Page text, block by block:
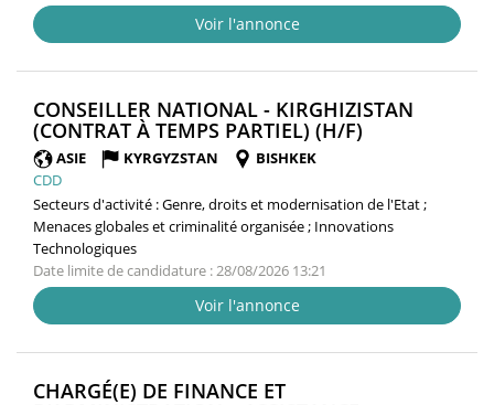
Voir l'annonce
CONSEILLER NATIONAL - KIRGHIZISTAN
(CONTRAT À TEMPS PARTIEL) (H/F)
ASIE KYRGYZSTAN
BISHKEK
CDD
Secteurs d'activité :Genre, droits et modernisation de l'Etat ;
Menaces globales et criminalité organisée ; Innovations
Technologiques
Date limite de candidature : 28/08/2026 13:21
Voir l'annonce
CHARGÉ(E) DE FINANCE ET